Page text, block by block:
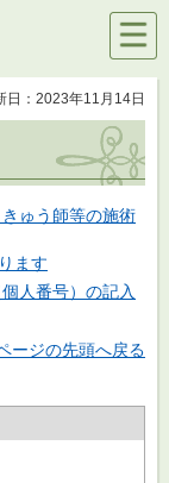
メニ
ュー
日：2023年11月14日
ゅう師等の施術
ます
人番号）の記入
ージの先頭へ戻る